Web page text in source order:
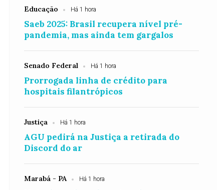
Educação Há 1 hora
Saeb 2025: Brasil recupera nível pré-
pandemia, mas ainda tem gargalos
Senado Federal Há 1 hora
Prorrogada linha de crédito para
hospitais filantrópicos
Justiça Há 1 hora
AGU pedirá na Justiça a retirada do
Discord do ar
Marabá - PA Há 1 hora